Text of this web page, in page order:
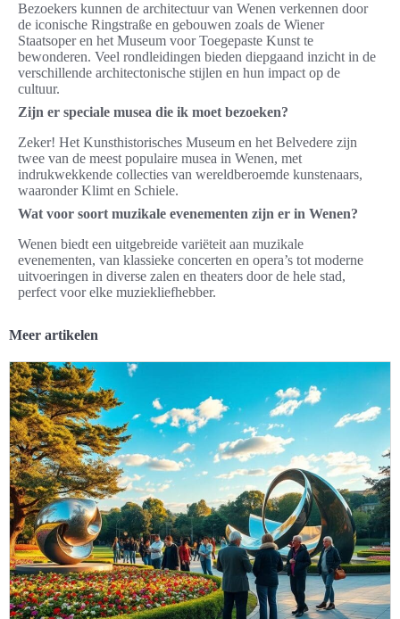
Bezoekers kunnen de architectuur van Wenen verkennen door
de iconische Ringstraße en gebouwen zoals de Wiener
Staatsoper en het Museum voor Toegepaste Kunst te
bewonderen. Veel rondleidingen bieden diepgaand inzicht in de
verschillende architectonische stijlen en hun impact op de
cultuur.
Zijn er speciale musea die ik moet bezoeken?
Zeker! Het Kunsthistorisches Museum en het Belvedere zijn
twee van de meest populaire musea in Wenen, met
indrukwekkende collecties van wereldberoemde kunstenaars,
waaronder Klimt en Schiele.
Wat voor soort muzikale evenementen zijn er in Wenen?
Wenen biedt een uitgebreide variëteit aan muzikale
evenementen, van klassieke concerten en opera’s tot moderne
uitvoeringen in diverse zalen en theaters door de hele stad,
perfect voor elke muziekliefhebber.
Meer artikelen